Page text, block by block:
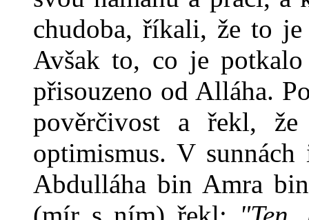
chudoba, říkali, že to
Avšak to, co je
přisouzeno od Alláha.
pověrčivost a řekl,
optimismus. V
Abdulláha bin Amra